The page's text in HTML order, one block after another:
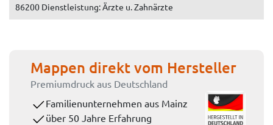
86200 Dienstleistung: Ärzte u. Zahnärzte
Mappen direkt vom Hersteller
Premiumdruck aus Deutschland
Familienunternehmen aus Mainz
über 50 Jahre Erfahrung